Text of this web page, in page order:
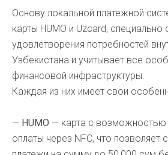
Основу локальной платежной
карты HUMO и Uzcard, специально
удовлетворения потребностей
Узбекистана и учитывает все
финансовой инфраструктуры.
Каждая из них имеет свои
— HUMO — карта с возможностью
оплаты через NFC, что